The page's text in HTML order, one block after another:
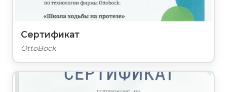
Сертификат
OttoBock